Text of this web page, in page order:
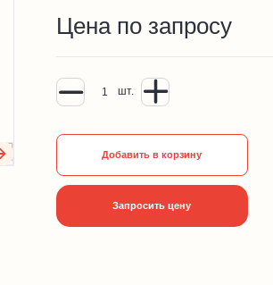
Цена по запросу
шт.
Добавить в корзину
Запросить цену